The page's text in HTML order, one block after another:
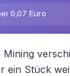
0,07 Euro
Mining
ein Stück